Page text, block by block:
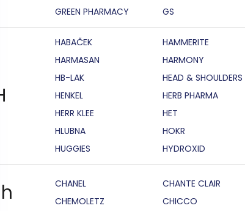
GREEN PHARMACY GS
HABAČEK HAMMERITE
HARMASAN
HARMONY
HB-LAK
HEAD & SHOULDERS
HENKEL
HERB PHARMA
HERR KLEE
HET
HLUBNA
HOKR
HUGGIES
HYDROXID
CHANEL CHANTE CLAIR
CHEMOLETZ
CHICCO